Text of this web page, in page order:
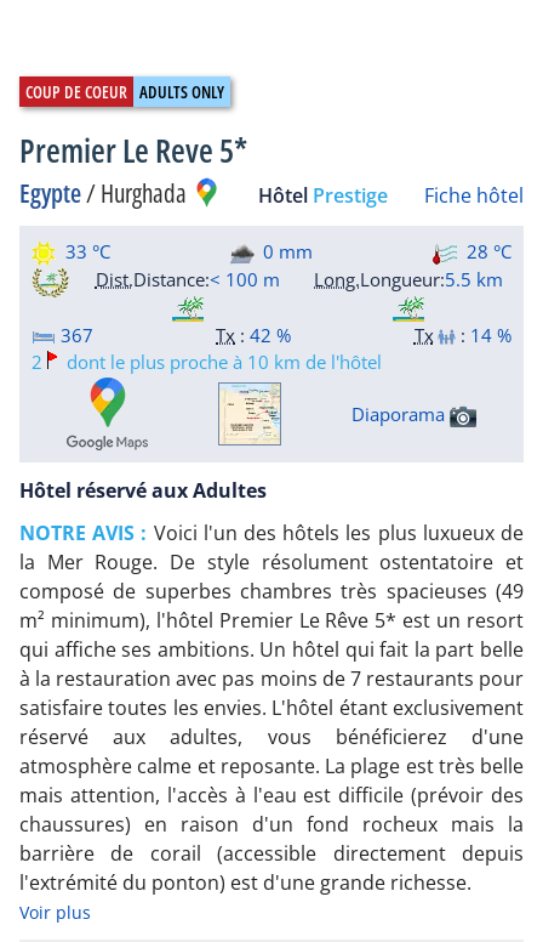
Premier Le Reve 5*
Egypte/Hurghada Hôtel Prestige Fiche hôtel
33 °C 0 mm
28 °C
Dist.Distance:< 100 m Long.Longueur:5.5 km
367 Tx :42 % Tx : 14 %
2
dont le plus proche à 10 km de l'hôtel
Diaporama
Hôtel réservé aux Adultes
NOTRE AVIS : Voici l'un des hôtels les plus luxueux de
la Mer Rouge. De style résolument ostentatoire et
composé de superbes chambres très spacieuses (49
m² minimum), l'hôtel Premier Le Rêve 5* est un resort
qui affiche ses ambitions. Un hôtel qui fait la part belle
à la restauration avec pas moins de 7 restaurants pour
satisfaire toutes les envies. L'hôtel étant exclusivement
réservé aux adultes, vous bénéficierez d'une
atmosphère calme et reposante. La plage est très belle
mais attention, l'accès à l'eau est difficile (prévoir des
chaussures) en raison d'un fond rocheux mais la
barrière de corail (accessible directement depuis
l'extrémité du ponton) est d'une grande richesse.
Voir plus